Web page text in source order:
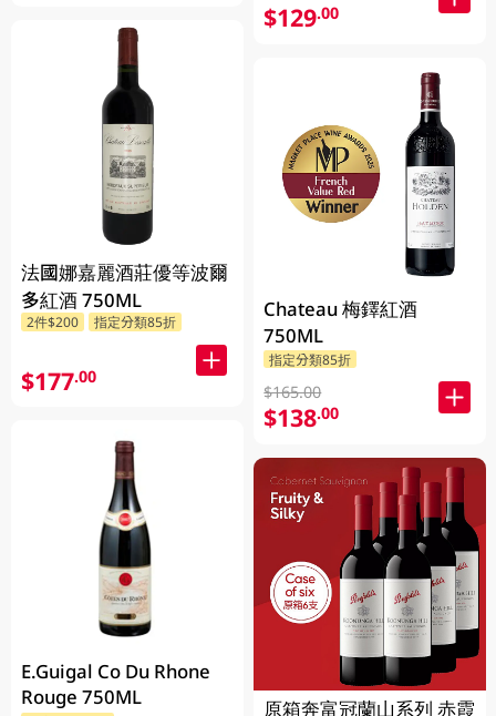
法國娜嘉麗酒莊優等波爾
多紅酒 750ML
2件$200 指定分類85折
$177.00
E.Guigal Co Du Rhone
Rouge 750ML
$129.00
Chateau 梅鐸紅酒
750ML
指定分類85折
$165.00
$138.00
原箱奔富冠蘭山系列 赤霞